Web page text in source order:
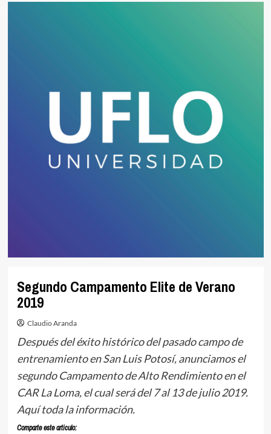
Segundo Campamento Elite de Verano
2019
Claudio Aranda
Después del éxito histórico del pasado campo de
entrenamiento en San Luis Potosí, anunciamos el
segundo Campamento de Alto Rendimiento en el
CAR La Loma, el cual será del 7 al 13 de julio 2019.
Aquí toda la información.
Comparte este articulo: